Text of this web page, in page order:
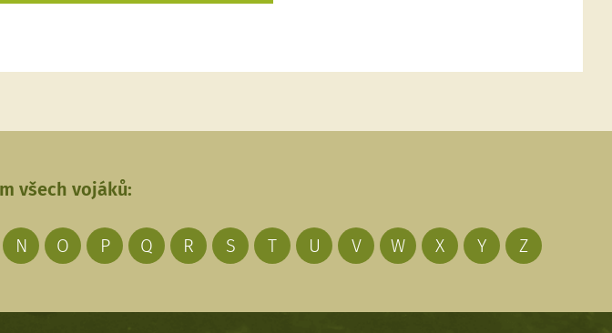
všech vojáků:
N O P Q R S T U V W X Y Z